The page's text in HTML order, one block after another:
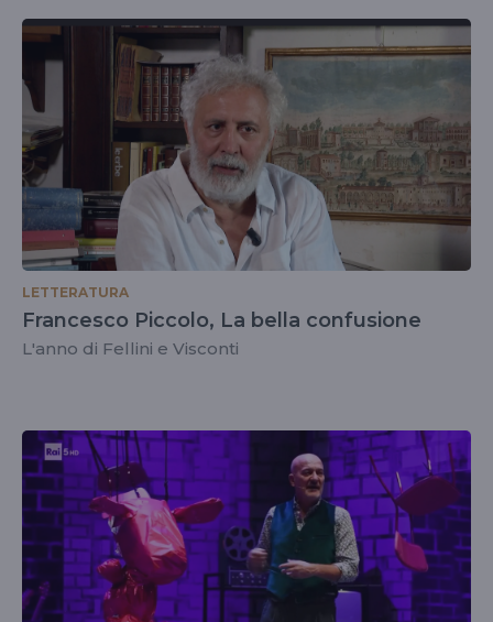
LETTERATURA
Francesco Piccolo, La bella confusione
L'anno di Fellini e Visconti